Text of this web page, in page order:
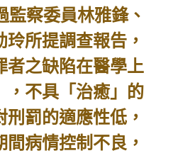
監察委員林雅鋒、
所提調查報告，
者之缺陷在醫學上
，不具「治癒」的
刑罰的適應性低，
間病情控制不良，